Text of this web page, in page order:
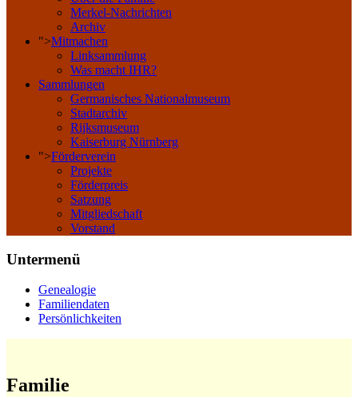
Merkel-Nachrichten
Archiv
">Mitmachen
Linksammlung
Was macht IHR?
Sammlungen
Germanisches Nationalmuseum
Stadtarchiv
Rijksmuseum
Kaiserburg Nürnberg
">Förderverein
Projekte
Förderpreis
Satzung
Mitgliedschaft
Vorstand
Untermenü
Genealogie
Familiendaten
Persönlichkeiten
Familie